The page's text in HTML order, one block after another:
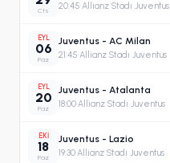
Cts 20:45·Allianz Stadı Juventus
EYL
06
Paz
Juventus - AC Milan
21:45·Allianz Stadı Juventus
EYL
20
Paz
Juventus - Atalanta
18:00·Allianz Stadı Juventus
EKI
18
Paz
Juventus - Lazio
19:30·Allianz Stadı Juventus